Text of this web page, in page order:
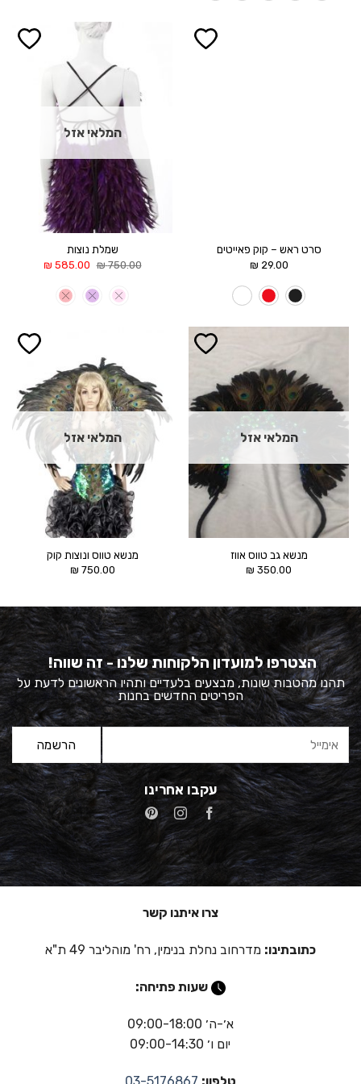
סרט ראש – קוק פאייטים
29.00
₪
המלאי אזל
שמלת נוצות
750.00
₪ המחיר
750.00 ₪.
585.00
₪
WISHLIST
המלאי אזל
מנשא גב טווס אווז
350.00
₪
הוסף ל
WISHLIST
המלאי אזל
מנשא טווס ונוצות קוק
750.00
₪
הצטרפו למועדון הלקוחות שלנו - זה שווה!
תהנו מהטבות שונות, מבצעים בלעדיים ותהיו הראשונים לדעת על
הפריטים החדשים בחנות
עקבו אחרינו
צרו איתנו קשר
כתובתינו: מדרחוב נחלת בנימין, רח' מוהליבר 49 ת"א
שעות פתיחה:
א׳-ה׳ 09:00-18:00
יום ו׳ 09:00-14:30
טלפון: 03-5176867